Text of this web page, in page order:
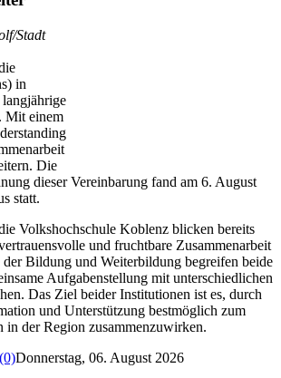
Stadt
in
Mit einem
Die
dieser Vereinbarung fand am 6. August
statt.
Volkshochschule Koblenz blicken bereits
und fruchtbare Zusammenarbeit
Bildung und Weiterbildung begreifen beide
Aufgabenstellung mit unterschiedlichen
Das Ziel beider Institutionen ist es, durch
und Unterstützung bestmöglich zum
in der Region zusammenzuwirken.
Donnerstag, 06. August 2026